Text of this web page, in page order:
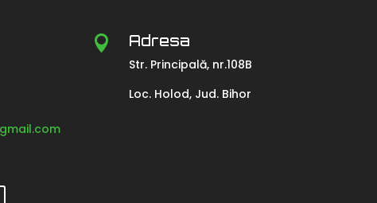
 Adresa
Str. Principală, nr.108B
Loc. Holod, Jud. Bihor